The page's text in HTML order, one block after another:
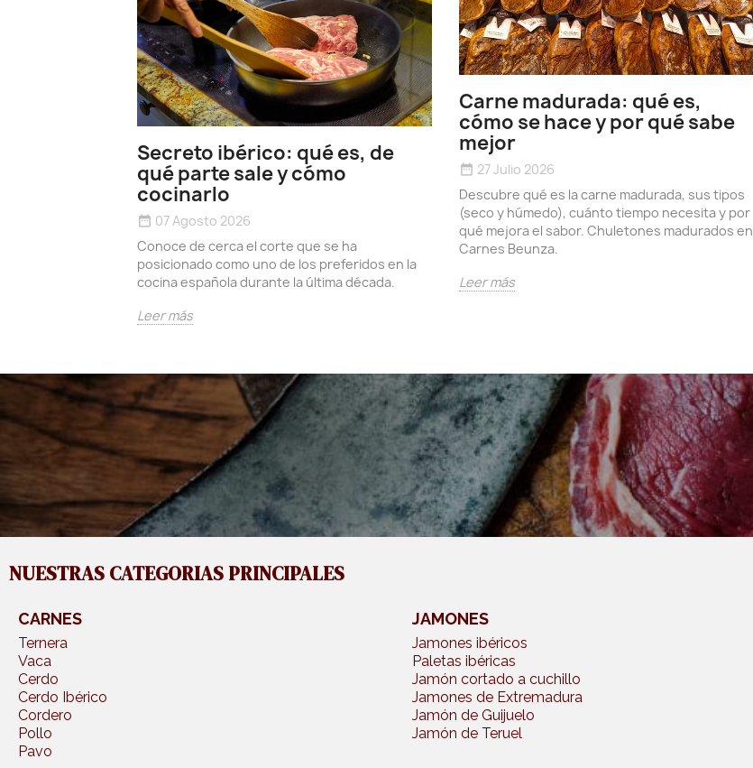
Secreto ibérico: qué es, de
qué parte sale y cómo
cocinarlo
date_range 07 Agosto 2026
Conoce de cerca el corte que se ha
posicionado como uno de los preferidos en la
cocina española durante la última década.
Leer más
Carne madurada: qué es,
cómo se hace y por qué sabe
mejor
date_range 27 Julio 2026
Descubre qué es la carne madurada, sus tipos
(seco y húmedo), cuánto tiempo necesita y por
qué mejora el sabor. Chuletones madurados en
Carnes Beunza.
Leer más
NUESTRAS CATEGORIAS PRINCIPALES
CARNES
Ternera
Vaca
Cerdo
Cerdo Ibérico
Cordero
Pollo
Pavo
JAMONES
Jamones ibéricos
Paletas ibéricas
Jamón cortado a cuchillo
Jamones de Extremadura
Jamón de Guijuelo
Jamón de Teruel